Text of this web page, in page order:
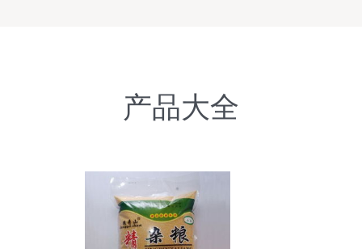
产品大全